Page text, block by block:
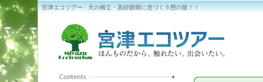
宮津エコツアー · 天の橋立・真砂廻廊に息づく５態の龍！！